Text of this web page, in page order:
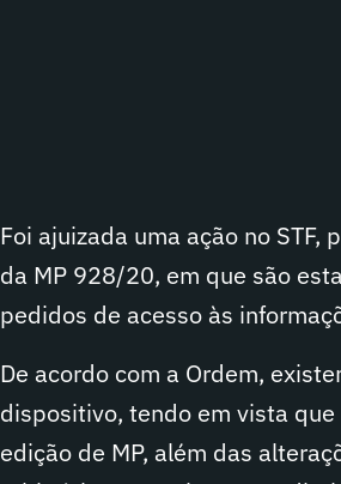
Foi ajuizada uma ação no
da MP 928/20, em que são
pedidos de acesso às
De acordo com a Ordem,
dispositivo, tendo em vista
edição de MP, além das